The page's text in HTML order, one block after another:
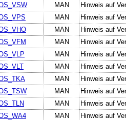
MAN
Hinweis auf
MAN
Hinweis auf
MAN
Hinweis auf
MAN
Hinweis auf
MAN
Hinweis auf
MAN
Hinweis auf
MAN
Hinweis auf
MAN
Hinweis auf
MAN
Hinweis auf
MAN
Hinweis auf